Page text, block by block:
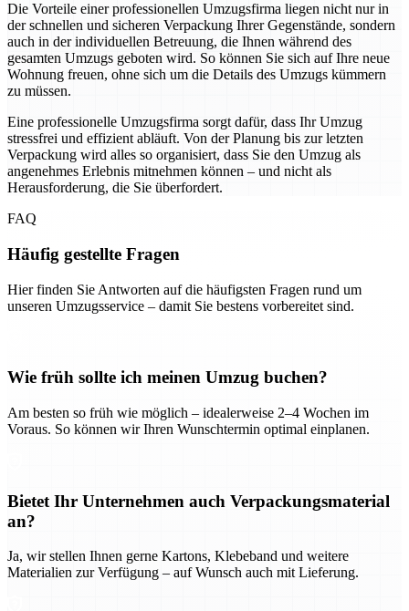
Die Vorteile einer professionellen Umzugsfirma liegen nicht nur in
der schnellen und sicheren Verpackung Ihrer Gegenstände, sondern
auch in der individuellen Betreuung, die Ihnen während des
gesamten Umzugs geboten wird. So können Sie sich auf Ihre neue
Wohnung freuen, ohne sich um die Details des Umzugs kümmern
zu müssen.
Eine professionelle Umzugsfirma sorgt dafür, dass Ihr Umzug
stressfrei und effizient abläuft. Von der Planung bis zur letzten
Verpackung wird alles so organisiert, dass Sie den Umzug als
angenehmes Erlebnis mitnehmen können – und nicht als
Herausforderung, die Sie überfordert.
FAQ
Häufig gestellte Fragen
Hier finden Sie Antworten auf die häufigsten Fragen rund um
unseren Umzugsservice – damit Sie bestens vorbereitet sind.
Wie früh sollte ich meinen Umzug buchen?
Am besten so früh wie möglich – idealerweise 2–4 Wochen im
Voraus. So können wir Ihren Wunschtermin optimal einplanen.
Bietet Ihr Unternehmen auch Verpackungsmaterial
an?
Ja, wir stellen Ihnen gerne Kartons, Klebeband und weitere
Materialien zur Verfügung – auf Wunsch auch mit Lieferung.